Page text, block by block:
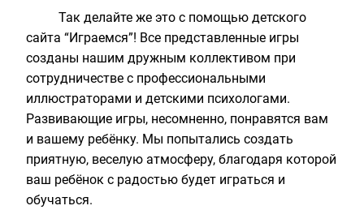
Так делайте же это с помощью детского
сайта “Играемся”! Все представленные игры
созданы нашим дружным коллективом при
сотрудничестве с профессиональными
иллюстраторами и детскими психологами.
Развивающие игры, несомненно, понравятся вам
и вашему ребёнку. Мы попытались создать
приятную, веселую атмосферу, благодаря которой
ваш ребёнок с радостью будет играться и
обучаться.